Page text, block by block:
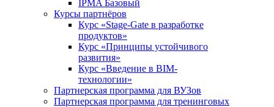
IPMA Базовый
Курсы партнёров
Курс «Stage-Gate в разработке
продуктов»
Курс «Принципы устойчивого
развития»
Курс «Введение в BIM-
технологии»
Партнерская программа для ВУЗов
Партнерская программа для тренинговых